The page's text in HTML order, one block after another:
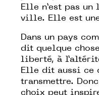
Elle n’est pas
ville. Elle est
Dans un pays
dit quelque
liberté, à
Elle dit aussi ce
transmettre.
choix peut